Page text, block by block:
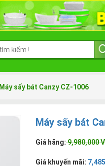
Máy sấy bát Canzy CZ-1006
Máy sấy bát
Giá hãng:9,980,000
Giá khuyến mãi: